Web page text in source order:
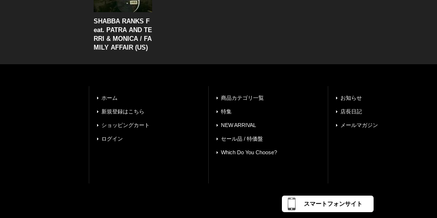
SHABBA RANKS F
eat. PATRA AND TE
RRI & MONICA / FA
MILY AFFAIR (US)
ホーム
新規登録はこちら
ショッピングカート
ログイン
商品カテゴリ一覧
特集
NEW ARRIVAL
セール品 / 特価盤
Which Do You Choose?
お知らせ
店長日記
メールマガジン
スマートフォンサイト